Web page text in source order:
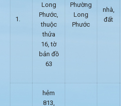
Long
Phước,
thuộc
thửa
16, tờ
bản đồ
63
Phường
Long
Phước
nhà,
đất
hẻm
813,